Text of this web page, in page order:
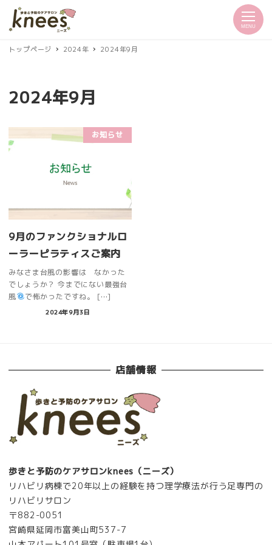
MENU
トップページ 2024年 2024年9月
2024年9月
お知らせ
9月のファンクショナルロ
ーラーピラティスご案内
みなさま台風の影響は なかった
でしょうか？ 今までにない最強台
風
で怖かったですね。 […]
2024年9月3日
店舗情報
歩きと予防のケアサロンknees（ニーズ）
リハビリ病棟で20年以上の経験を持つ理学療法が行う足専門の
リハビリサロン
〒882-0051
宮崎県延岡市富美山町537-7